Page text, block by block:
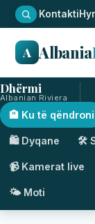
·KontaktiHyr
A Albania
Dhërmi
Albanian Riviera
🏨 Ku të qëndroni
🛍️ Dyqane 🛠️
📹 Kamerat live
🌤️ Moti